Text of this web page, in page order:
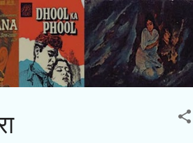
content